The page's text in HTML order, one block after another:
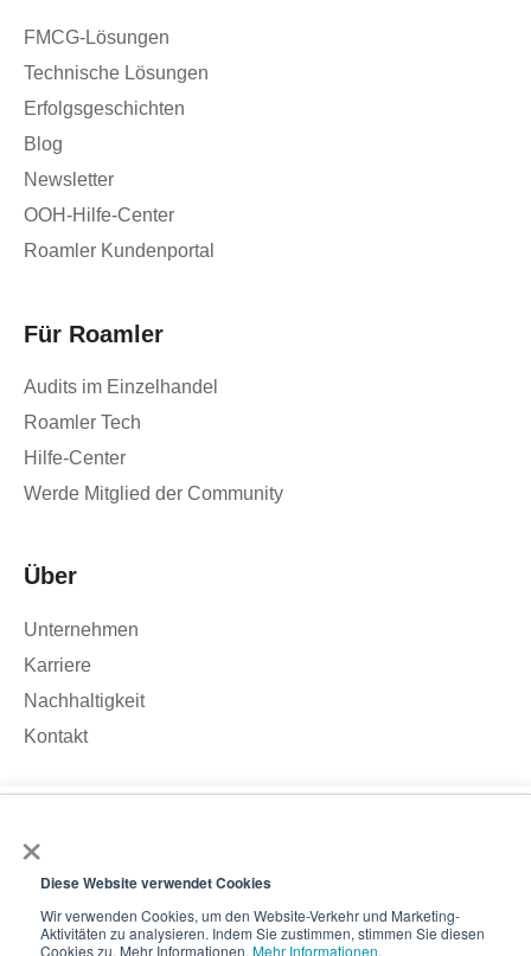
×
Diese Website verwendet Cookies
Wir verwenden Cookies, um den Website-Verkehr und Marketing-
Aktivitäten zu analysieren. Indem Sie zustimmen, stimmen Sie diesen
Cookies zu. Mehr Informationen. Mehr Informationen.
analysieren und Ihr Nutzererlebnis zu verbessern. Wenn Sie auf
„Akzeptieren“ klicken, stimmen Sie der Verwendung von
Akzeptieren
FMCG-Lösungen
Technische Lösungen
Erfolgsgeschichten
Blog
Newsletter
OOH-Hilfe-Center
Roamler Kundenportal
Für Roamler
Audits im Einzelhandel
Roamler Tech
Hilfe-Center
Werde Mitglied der Community
Über
Unternehmen
Karriere
Nachhaltigkeit
Kontakt
© 2026 – Roamler .V.
Allgemeine
Geschäftsbedingungen
Datenschutzbestimmungen
45001
ISO 27001